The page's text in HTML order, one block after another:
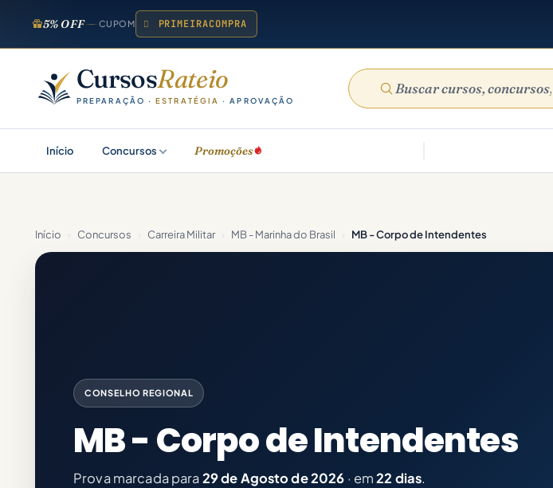
5% OFF CUPOM PRIMEIRACOMPRA
CursosRateio
PREPARAÇÃO ·ESTRATÉGIA · APROVAÇÃO
Início Concursos Promoções
Início › Concursos › Carreira Militar › MB - Marinha do Brasil › MB - Corpo de Intendentes
CONSELHO REGIONAL
MB - Corpo de Intendentes
Prova marcada para29 de Agosto de 2026 · em22 dias.